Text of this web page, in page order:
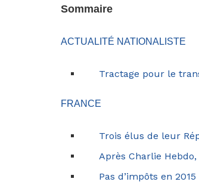
Sommaire
ACTUALITÉ NATIONALISTE
Tractage pour le
FRANCE
Trois élus de leur
Après Charlie
Pas d’impôts en